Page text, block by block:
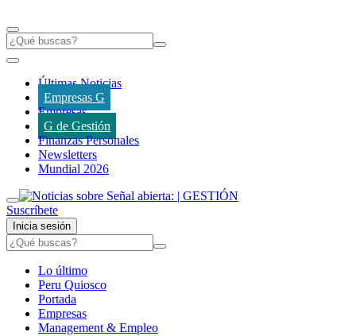
Últimas Noticias
Empresas G
Empresas
G de Gestión
Finanzas Personales
Newsletters
Mundial 2026
Suscríbete
Inicia sesión
Lo último
Peru Quiosco
Portada
Empresas
Management & Empleo